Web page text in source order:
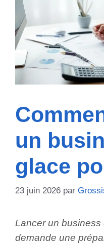
un
glace
23 juin 2026 par
Lancer un business
demande une